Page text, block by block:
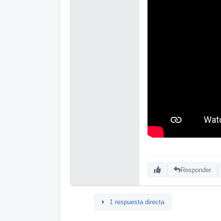
Responder
1 respuesta directa